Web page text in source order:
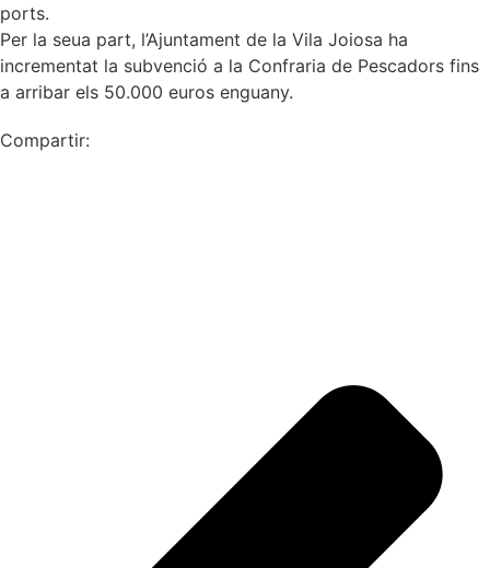
ports.
Per la seua part, l’Ajuntament de la Vila Joiosa ha
incrementat la subvenció a la Confraria de Pescadors fins
a arribar els 50.000 euros enguany.
Compartir: